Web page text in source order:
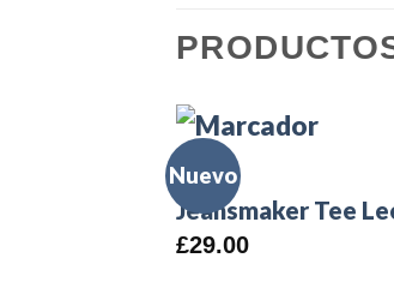
Nuevo
MEN
Jeansmaker Tee
£29.00